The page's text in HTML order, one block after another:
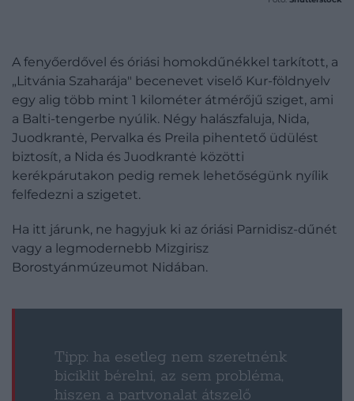
A fenyőerdővel és óriási homokdűnékkel tarkított, a
„Litvánia Szaharája" becenevet viselő Kur-földnyelv
egy alig több mint 1 kilométer átmérőjű sziget, ami
a Balti-tengerbe nyúlik. Négy halászfaluja, Nida,
Juodkrantė, Pervalka és Preila pihentető üdülést
biztosít, a Nida és Juodkrantė közötti
kerékpárutakon pedig remek lehetőségünk nyílik
felfedezni a szigetet.
Ha itt járunk, ne hagyjuk ki az óriási Parnidisz-dűnét
vagy a legmodernebb Mizgirisz
Borostyánmúzeumot Nidában.
Tipp: ha esetleg nem szeretnénk
biciklit bérelni, az sem probléma,
hiszen a partvonalat átszelő